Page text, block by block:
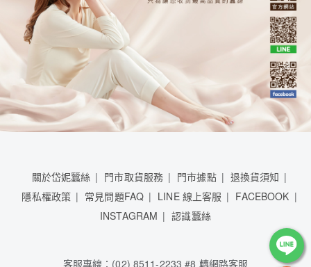
關於岱妮蠶絲 門市取貨服務 門市據點
退換貨須知
隱私權政策
常見問題FAQ LINE 線上客服
FACEBOOK
INSTAGRAM
認識蠶絲
客服專線：(02) 8511-2233 #8 轉網路客服